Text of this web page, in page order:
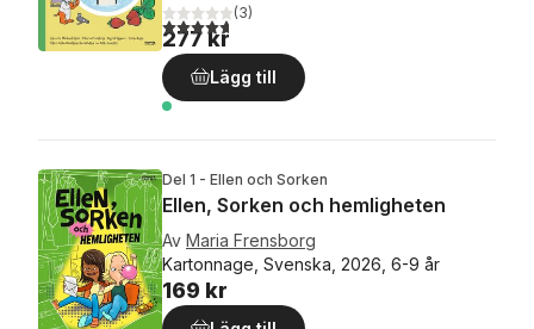
4,7utav 5 stjärnor. Totalt antal röster:
(3)
277 kr
Lägg till
Del 1 - Ellen och Sorken
Ellen, Sorken och hemligheten
Av Maria Frensborg
Kartonnage, Svenska, 2026, 6-9 år
169 kr